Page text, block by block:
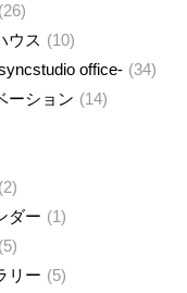
26
ウス
10
office- 34
ーション
14
2
ダー
1
5
リー
5